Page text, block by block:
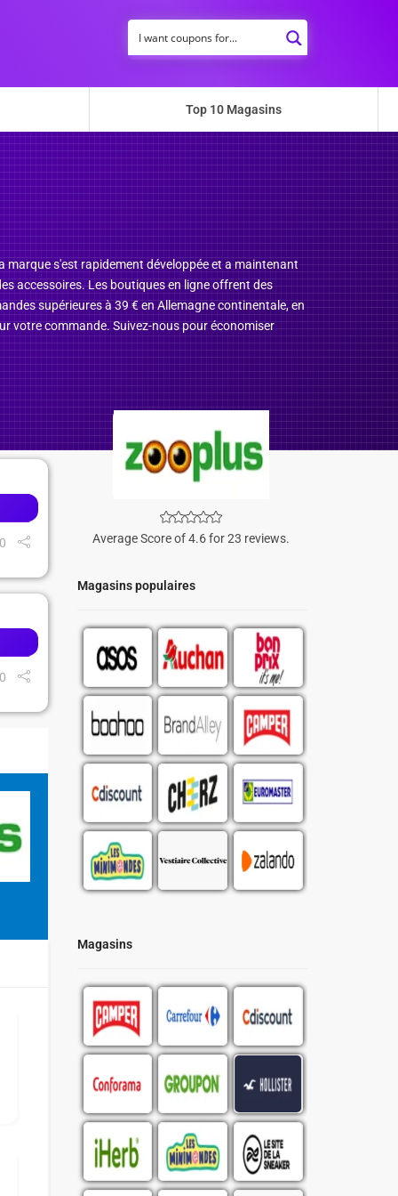
Top 10 Magasins
marque s'est rapidement développée et a maintenant
accessoires. Les boutiques en ligne offrent des
supérieures à 39 € en Allemagne continentale, en
votre commande. Suivez-nous pour économiser
Average Score of 4.6 for 23 reviews.
Magasins populaires
Magasins